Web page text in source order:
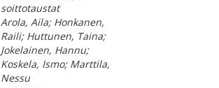
soittotaustat
Arola, Aila; Honkanen,
Raili; Huttunen, Taina;
Jokelainen, Hannu;
Koskela, Ismo; Marttila,
Nessu